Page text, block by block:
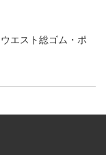
エスト総ゴム・ポ